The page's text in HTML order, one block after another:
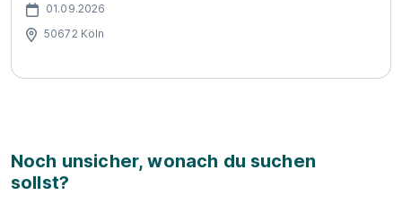
01.09.2026
50672 Köln
Noch unsicher, wonach du suchen
sollst?